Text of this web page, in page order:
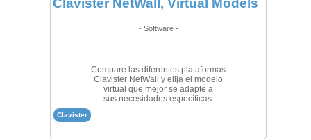
- Software -
Compare las diferentes plataformas
Clavister NetWall y elija el modelo
virtual que mejor se adapte a
sus necesidades específicas.
Clavister